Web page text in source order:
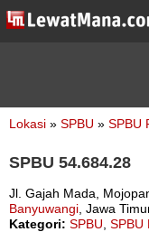
Lokasi » SPBU » SPBU
SPBU 54.684.28
Jl. Gajah Mada,
Banyuwangi , Jawa
Kategori: SPBU SPBU